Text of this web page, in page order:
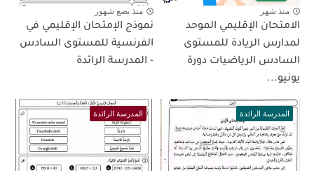
منذ شهر
الامتحان الإقليمي الموحد
لمدارس الريادة للمستوى
السادس الرياضيات دورة
يونيو...
منذ بضع شهور
نموذج الإمتحان الإقليمي في
الفرنسية للمستوى السادس
- المدرسة الرائدة
المدرسة الرائدة المدرسة الرائدة